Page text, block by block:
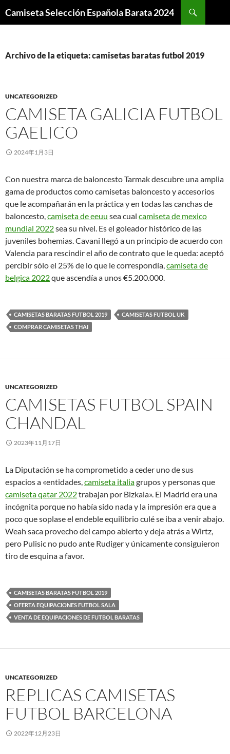
Camiseta Selección Española Barata 2024
Archivo de la etiqueta: camisetas baratas futbol 2019
UNCATEGORIZED
CAMISETA GALICIA FUTBOL
GAELICO
2024年1月3日
Con nuestra marca de baloncesto Tarmak descubre una amplia
gama de productos como camisetas baloncesto y accesorios
que le acompañarán en la práctica y en todas las canchas de
baloncesto,camiseta de eeuu sea cual camiseta de mexico
mundial 2022sea su nivel. Es el goleador histórico de las
juveniles bohemias. Cavani llegó a un principio de acuerdo con
Valencia para rescindir el año de contrato que le queda: aceptó
percibir sólo el 25% de lo que le correspondía,camiseta de
belgica 2022que ascendía a unos €5.200.000.
CAMISETAS BARATAS FUTBOL 2019
CAMISETAS FUTBOL UK
COMPRAR CAMISETAS THAI
UNCATEGORIZED
CAMISETAS FUTBOL SPAIN
CHANDAL
2023年11月17日
La Diputación se ha comprometido a ceder uno de sus
espacios a «entidades,camiseta italiagrupos y personas que
camiseta qatar 2022trabajan por Bizkaia». El Madrid era una
incógnita porque no había sido nada y la impresión era que a
poco que soplase el endeble equilibrio culé se iba a venir abajo.
Weah saca provecho del campo abierto y deja atrás a Wirtz,
pero Pulisic no pudo ante Rudiger y únicamente consiguieron
tiro de esquina a favor.
CAMISETAS BARATAS FUTBOL 2019
OFERTA EQUIPACIONES FUTBOL SALA
VENTA DE EQUIPACIONES DE FUTBOL BARATAS
UNCATEGORIZED
REPLICAS CAMISETAS
FUTBOL BARCELONA
2022年12月23日